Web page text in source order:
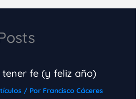
tener fe (y feliz año)
/ Por Francisco Cáceres